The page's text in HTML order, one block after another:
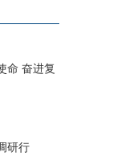
命 奋进复
研行